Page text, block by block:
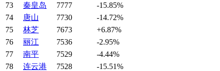
73
秦皇岛 7777
-15.85%
74
唐山 7730
-14.72%
75
林芝 7673
+6.87%
76
丽江 7536
-2.95%
77
南平 7529
-4.44%
78
连云港 7528
-15.51%